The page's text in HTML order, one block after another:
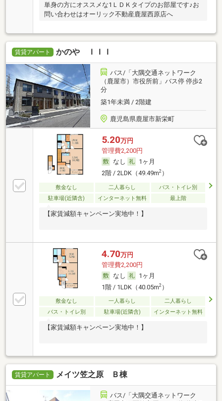
単身の方にオススメな1ＬＤＫタイプのお部屋です♪お
問い合わせはオーリック不動産鹿屋西原店へ
賃貸アパート かのや ＩＩＩ
バス/「大隅交通ネットワーク
（鹿屋市）市役所前」バス停 停歩2
分
築1年未満 / 2階建
鹿児島県鹿屋市新栄町
5.20万円
管理費2,200円
なし
1ヶ月
2階 / 2LDK（49.49m2）
敷金なし 二人暮らし
バス・トイレ別
駐車場(近隣含)
インターネット無料 最上階
【家賃減額キャンペーン実地中！】
4.70万円
管理費2,200円
なし
1ヶ月
1階 / 1LDK（40.05m2）
敷金なし 一人暮らし
二人暮らし
バス・トイレ別
駐車場(近隣含) インターネット無料
【家賃減額キャンペーン実地中！】
賃貸アパート メイツ笠之原 Ｂ棟
バス/「大隅交通ネットワーク